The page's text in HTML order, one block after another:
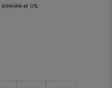
299,99 zł 0%